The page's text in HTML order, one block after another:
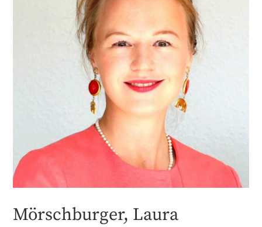
Mörschburger, Laura